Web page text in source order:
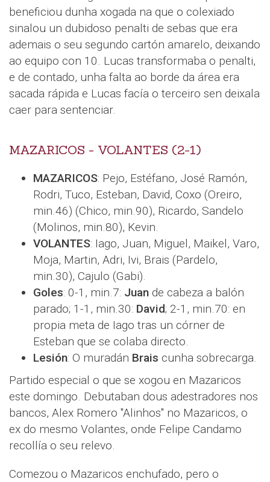
beneficiou dunha xogada na que o colexiado
sinalou un dubidoso penalti de sebas que era
ademais o seu segundo cartón amarelo, deixando
ao equipo con 10. Lucas transformaba o penalti,
e de contado, unha falta ao borde da área era
sacada rápida e Lucas facía o terceiro sen deixala
caer para sentenciar.
MAZARICOS - VOLANTES (2-1)
MAZARICOS: Pejo, Estéfano, José Ramón,
Rodri, Tuco, Esteban, David, Coxo (Oreiro,
min.46) (Chico, min.90), Ricardo, Sandelo
(Molinos, min.80), Kevin.
VOLANTES: Iago, Juan, Miguel, Maikel, Varo,
Moja, Martin, Adri, Ivi, Brais (Pardelo,
min.30), Cajulo (Gabi).
Goles: 0-1, min.7: Juan de cabeza a balón
parado; 1-1, min.30: David; 2-1, min.70: en
propia meta de Iago tras un córner de
Esteban que se colaba directo.
Lesión: O muradán Brais cunha sobrecarga.
Partido especial o que se xogou en Mazaricos
este domingo. Debutaban dous adestradores nos
bancos, Alex Romero "Alinhos" no Mazaricos, o
ex do mesmo Volantes, onde Felipe Candamo
recollía o seu relevo.
Comezou o Mazaricos enchufado, pero o